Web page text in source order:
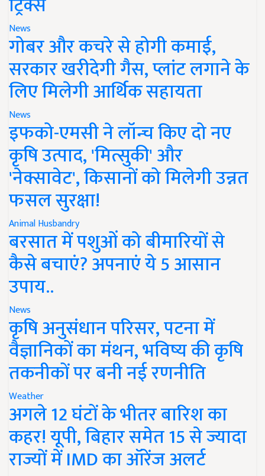
News
गोबर और कचरे से होगी कमाई,
सरकार खरीदेगी गैस, प्लांट लगाने के
लिए मिलेगी आर्थिक सहायता
News
इफको-एमसी ने लॉन्च किए दो नए
कृषि उत्पाद, 'मित्सुकी' और
'नेक्सावेट', किसानों को मिलेगी उन्नत
फसल सुरक्षा!
Animal Husbandry
बरसात में पशुओं को बीमारियों से
कैसे बचाएं? अपनाएं ये 5 आसान
उपाय..
News
कृषि अनुसंधान परिसर, पटना में
वैज्ञानिकों का मंथन, भविष्य की कृषि
तकनीकों पर बनी नई रणनीति
Weather
अगले 12 घंटों के भीतर बारिश का
कहर! यूपी, बिहार समेत 15 से ज्यादा
राज्यों में IMD का ऑरेंज अलर्ट